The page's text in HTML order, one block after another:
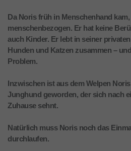
Da Noris früh in Menschenhand
menschenbezogen. Er hat keine
auch Kinder. Er lebt in seiner
Hunden und Katzen zusammen –
Problem.
Inzwischen ist aus dem Welpen
Junghund geworden, der sich nach
Zuhause sehnt.
Natürlich muss Noris noch das
durchlaufen.